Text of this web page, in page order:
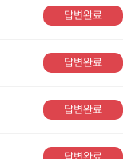
답변완료
답변완료
답변완료
답변완료